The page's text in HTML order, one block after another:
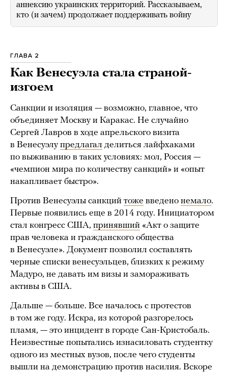
аннексию украинских территорий. Рассказываем,
кто (и зачем) продолжает поддерживать войну
ГЛАВА 2
Как Венесуэла стала страной-
изгоем
Санкции и изоляция — возможно, главное, что
объединяет Москву и Каракас. Не случайно
Сергей Лавров в ходе апрельского визита
в Венесуэлупредлагал делиться лайфхаками
по выживанию в таких условиях: мол, Россия —
«чемпион мира по количеству санкций» и «опыт
накапливает быстро».
Против Венесуэлы санкций тоже введено немало.
Первые появились еще в 2014 году. Инициатором
стал конгресс США, принявший «Акт о защите
прав человека и гражданского общества
в Венесуэле». Документ позволил составлять
черные списки венесуэльцев, близких к режиму
Мадуро, не давать им визы и замораживать
активы в США.
Дальше — больше. Все началось с протестов
в том же году. Искра, из которой разгорелось
пламя, — это инцидент в городе Сан-Кристобаль.
Неизвестные попытались изнасиловать студентку
одного из местных вузов, после чего студенты
вышли на демонстрацию против насилия. Вскоре